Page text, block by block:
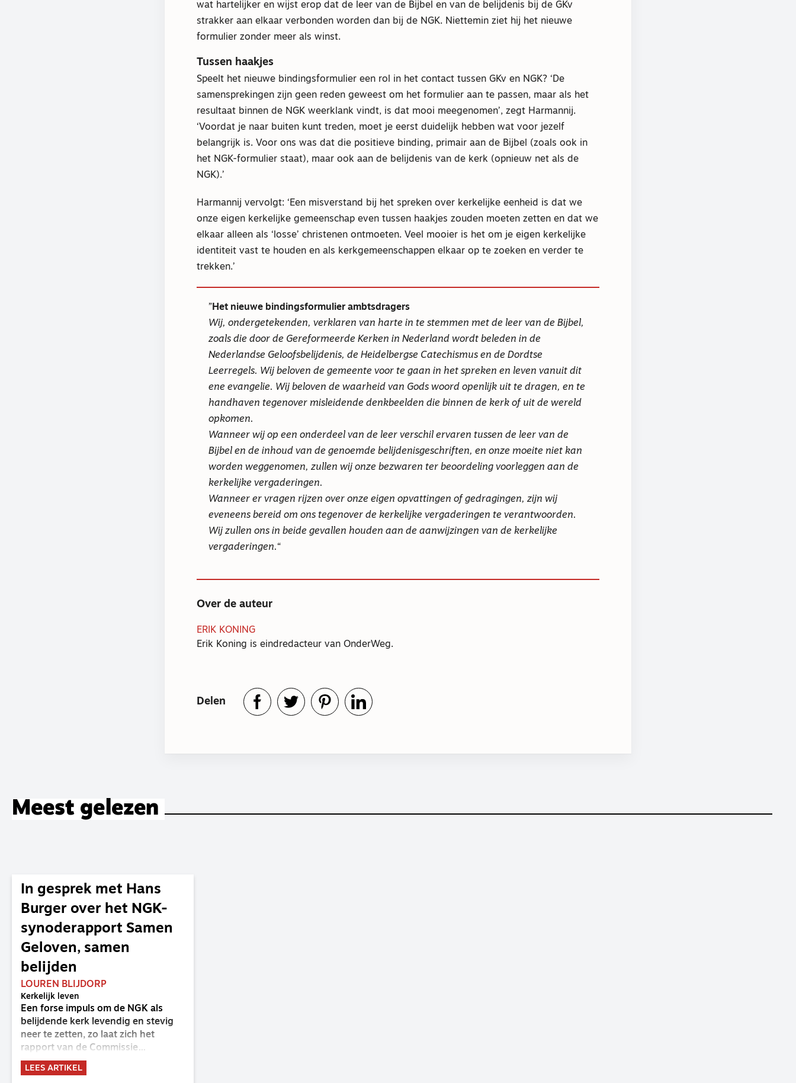
wat hartelijker en wijst erop dat de leer van de Bijbel en van de belijdenis bij de GKv
strakker aan elkaar verbonden worden dan bij de NGK. Niettemin ziet hij het nieuwe
formulier zonder meer als winst.
Tussen haakjes
Speelt het nieuwe bindingsformulier een rol in het contact tussen GKv en NGK? ‘De
samensprekingen zijn geen reden geweest om het formulier aan te passen, maar als het
resultaat binnen de NGK weerklank vindt, is dat mooi meegenomen’, zegt Harmannij.
‘Voordat je naar buiten kunt treden, moet je eerst duidelijk hebben wat voor jezelf
belangrijk is. Voor ons was dat die positieve binding, primair aan de Bijbel (zoals ook in
het NGK-formulier staat), maar ook aan de belijdenis van de kerk (opnieuw net als de
NGK).’
Harmannij vervolgt: ‘Een misverstand bij het spreken over kerkelijke eenheid is dat we
onze eigen kerkelijke gemeenschap even tussen haakjes zouden moeten zetten en dat we
elkaar alleen als ‘losse’ christenen ontmoeten. Veel mooier is het om je eigen kerkelijke
identiteit vast te houden en als kerkgemeenschappen elkaar op te zoeken en verder te
trekken.’
Het nieuwe bindingsformulier ambtsdragers
Wij, ondergetekenden, verklaren van harte in te stemmen met de leer van de Bijbel,
zoals die door de Gereformeerde Kerken in Nederland wordt beleden in de
Nederlandse Geloofsbelijdenis, de Heidelbergse Catechismus en de Dordtse
Leerregels. Wij beloven de gemeente voor te gaan in het spreken en leven vanuit dit
ene evangelie. Wij beloven de waarheid van Gods woord openlijk uit te dragen, en te
handhaven tegenover misleidende denkbeelden die binnen de kerk of uit de wereld
opkomen.
Wanneer wij op een onderdeel van de leer verschil ervaren tussen de leer van de
Bijbel en de inhoud van de genoemde belijdenisgeschriften, en onze moeite niet kan
worden weggenomen, zullen wij onze bezwaren ter beoordeling voorleggen aan de
kerkelijke vergaderingen.
Wanneer er vragen rijzen over onze eigen opvattingen of gedragingen, zijn wij
eveneens bereid om ons tegenover de kerkelijke vergaderingen te verantwoorden.
Wij zullen ons in beide gevallen houden aan de aanwijzingen van de kerkelijke
vergaderingen.
Over de auteur
ERIK KONING
Erik Koning is eindredacteur van OnderWeg.
Delen
Meest gelezen
In gesprek met Hans
Burger over het NGK-
synoderapport Samen
Geloven, samen
belijden
LOUREN BLIJDORP
Kerkelijk leven
Een forse impuls om de NGK als
belijdende kerk levendig en stevig
neer te zetten, zo laat zich het
rapport van de Commissie
Belijdende Kerk (CBK) lezen. Deze
commissie is al sinds de eenwording
LEES ARTIKEL